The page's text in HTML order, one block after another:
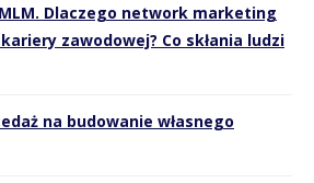
MLM. Dlaczego network marketing
zawodowej? Co skłania ludzi
na budowanie własnego